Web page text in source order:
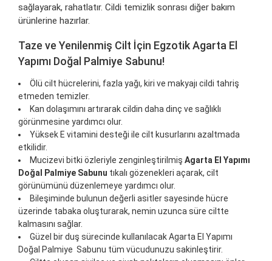
sağlayarak, rahatlatır. Cildi temizlik sonrası diğer bakım
ürünlerine hazırlar.
Taze ve Yenilenmiş Cilt İçin Egzotik Agarta El
Yapımı Doğal Palmiye Sabunu!
Ölü cilt hücrelerini, fazla yağı, kiri ve makyajı cildi tahriş
etmeden temizler.
Kan dolaşımını artırarak cildin daha dinç ve sağlıklı
görünmesine yardımcı olur.
Yüksek E vitamini desteği ile cilt kusurlarını azaltmada
etkilidir.
Mucizevi bitki özleriyle zenginleştirilmiş Agarta El Yapımı
Doğal Palmiye Sabunu tıkalı gözenekleri açarak, cilt
görünümünü düzenlemeye yardımcı olur.
Bileşiminde bulunun değerli asitler sayesinde hücre
üzerinde tabaka oluşturarak, nemin uzunca süre ciltte
kalmasını sağlar.
Güzel bir duş sürecinde kullanılacak Agarta El Yapımı
Doğal Palmiye Sabunu tüm vücudunuzu sakinleştirir.